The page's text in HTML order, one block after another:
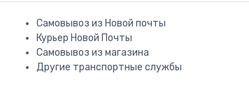
Самовывоз из Новой почты
Курьер Новой Почты
Самовывоз из магазина
Другие транспортные службы